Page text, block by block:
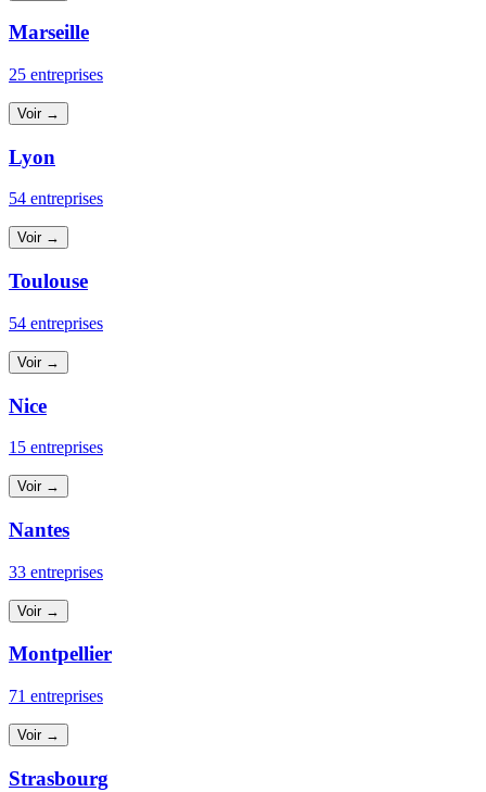
Marseille
25 entreprises
Voir →
Lyon
54 entreprises
Voir →
Toulouse
54 entreprises
Voir →
Nice
15 entreprises
Voir →
Nantes
33 entreprises
Voir →
Montpellier
71 entreprises
Voir →
Strasbourg